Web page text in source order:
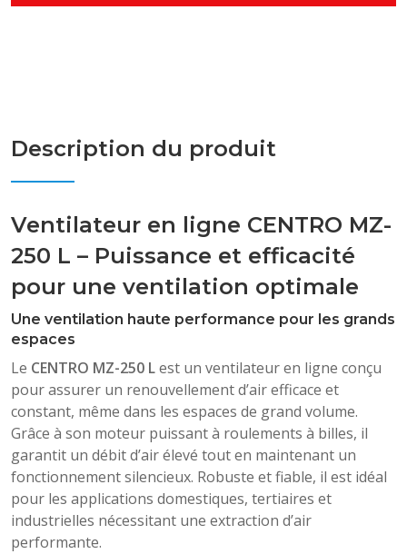
Description du produit
Ventilateur en ligne CENTRO MZ-
250 L – Puissance et efficacité
pour une ventilation optimale
Une ventilation haute performance pour les grands
espaces
Le CENTRO MZ-250 Lest un ventilateur en ligne conçu
pour assurer un renouvellement d’air efficace et
constant, même dans les espaces de grand volume.
Grâce à son moteur puissant à roulements à billes, il
garantit un débit d’air élevé tout en maintenant un
fonctionnement silencieux. Robuste et fiable, il est idéal
pour les applications domestiques, tertiaires et
industrielles nécessitant une extraction d’air
performante.